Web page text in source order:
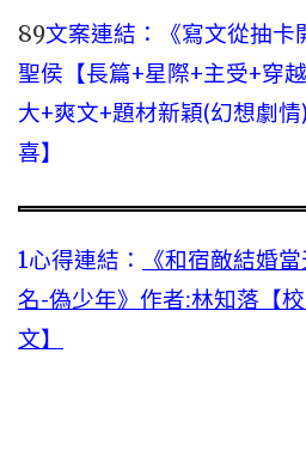
89文案連結：
《寫文從抽
聖侯【長篇+星際+主受+穿
大+爽文+題材新穎(幻想劇
喜】
1心得連結：
《和宿敵結婚
名-偽少年》作者:林知落【
文】